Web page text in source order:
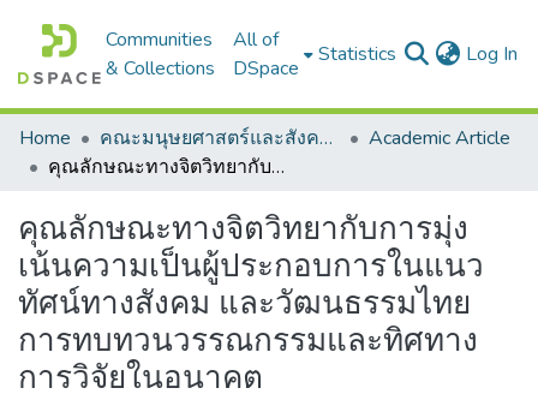
Communities
& Collections
All of
DSpace
Statistics Log In
Home คณะมนุษยศาสตร์และสังคมศาสตร์
Academic Article
คุณลักษณะทางจิตวิทยากับการมุ่งเน้นความเป็นผู้ประกอบการในแนวทัศน์ทางสังคม และวัฒนธรรมไทย การทบทวนวรรณกรรมและทิศทางการวิจัยในอนาคต
คุณลักษณะทางจิตวิทยากับการมุ่ง
เน้นความเป็นผู้ประกอบการในแนว
ทัศน์ทางสังคม และวัฒนธรรมไทย
การทบทวนวรรณกรรมและทิศทาง
การวิจัยในอนาคต